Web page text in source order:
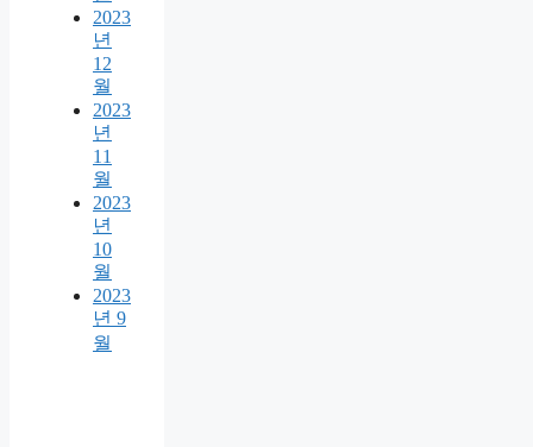
2023
년
12
월
2023
년
11
월
2023
년
10
월
2023
년 9
월